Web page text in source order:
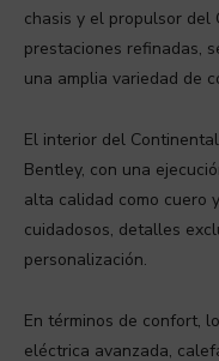
chasis y el propulsor del
prestaciones refinadas,
una amplia variedad de
El interior del
Bentley, con una
alta calidad como cuero
cuidadosos, detalles
personalización.
En términos de confort,
eléctrica avanzada,